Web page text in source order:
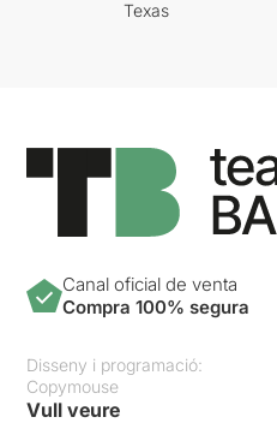
Texas
Canal oficial de venta
Compra 100% segura
Disseny i programació:
Copymouse
Vull veure